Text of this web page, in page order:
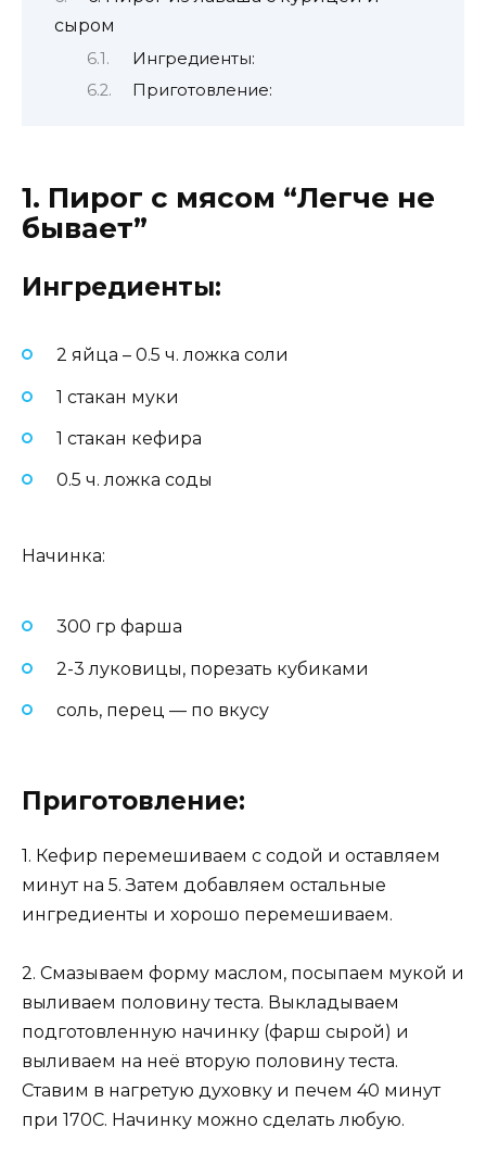
сыром
Ингредиенты:
Приготовление:
1. Пирог с мясом “Легче не
бывает”
Ингредиенты:
2 яйца – 0.5 ч. ложка соли
1 стакан муки
1 стакан кефира
0.5 ч. ложка соды
Начинка:
300 гр фарша
2-3 луковицы, порезать кубиками
соль, перец — по вкусу
Приготовление:
1. Кефир перемешиваем с содой и оставляем
минут на 5. Затем добавляем остальные
ингредиенты и хорошо перемешиваем.
2. Смазываем форму маслом, посыпаем мукой и
выливаем половину теста. Выкладываем
подготовленную начинку (фарш сырой) и
выливаем на неё вторую половину теста.
Ставим в нагретую духовку и печем 40 минут
при 170C. Начинку можно сделать любую.